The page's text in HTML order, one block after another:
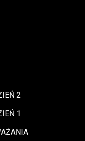
2
1